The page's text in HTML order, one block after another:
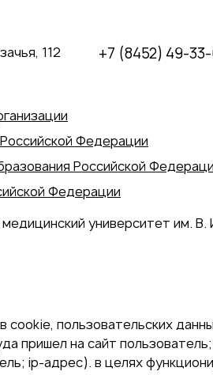
112
+7 (8452) 49-
Федерации
Российской
Федерации
университет им. В.
пользовательских
пришел на сайт
ip-адрес). в целях